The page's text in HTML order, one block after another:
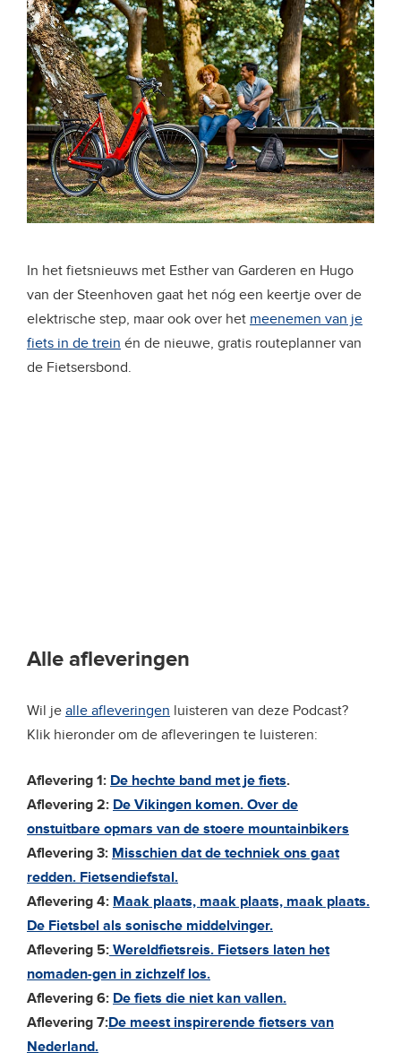
In het fietsnieuws met Esther van Garderen en Hugo
van der Steenhoven gaat het nóg een keertje over de
elektrische step, maar ook over het meenemen van je
fiets in de trein én de nieuwe, gratis routeplanner van
de Fietsersbond.
Alle afleveringen
Wil je alle afleveringen luisteren van deze Podcast?
Klik hieronder om de afleveringen te luisteren:
Aflevering 1: De hechte band met je fiets.
Aflevering 2: De Vikingen komen. Over de
onstuitbare opmars van de stoere mountainbikers
Aflevering 3: Misschien dat de techniek ons gaat
redden. Fietsendiefstal.
Aflevering 4: Maak plaats, maak plaats, maak plaats.
De Fietsbel als sonische middelvinger.
Aflevering 5: Wereldfietsreis. Fietsers laten het
nomaden-gen in zichzelf los.
Aflevering 6: De fiets die niet kan vallen.
Aflevering 7:De meest inspirerende fietsers van
Nederland.